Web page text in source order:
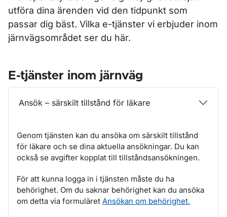
utföra dina ärenden vid den tidpunkt som
passar dig bäst. Vilka e-tjänster vi erbjuder inom
järnvägsområdet ser du här.
E-tjänster inom järnväg
Ansök – särskilt tillstånd för läkare
Genom tjänsten kan du ansöka om särskilt tillstånd
för läkare och se dina aktuella ansökningar. Du kan
också se avgifter kopplat till tillståndsansökningen.
För att kunna logga in i tjänsten måste du ha
behörighet. Om du saknar behörighet kan du ansöka
om detta via formuläret Ansökan om behörighet.